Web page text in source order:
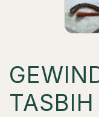
TASBIH